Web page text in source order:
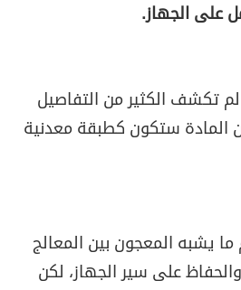
على الجهاز.
تكشف الكثير من التفاصيل
أن المادة ستكون كطبقة معدنية
ما يشبه المعجون بين المعالج
والحفاظ على سير الجهاز، لكن